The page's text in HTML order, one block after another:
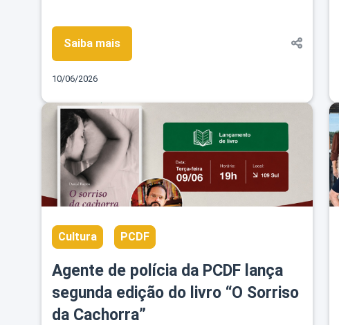
Saiba mais
10/06/2026
Cultura PCDF
Agente de polícia da PCDF lança
segunda edição do livro “O Sorriso
da Cachorra”